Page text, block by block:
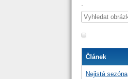
-
Článek
Nejistá sezóna